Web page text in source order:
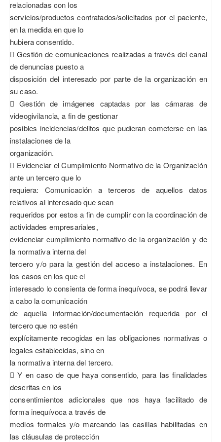
relacionadas con los
servicios/productos contratados/solicitados por el paciente,
en la medida en que lo
hubiera consentido.
 Gestión de comunicaciones realizadas a través del canal
de denuncias puesto a
disposición del interesado por parte de la organización en
su caso.
 Gestión de imágenes captadas por las cámaras de
videogivilancia, a fin de gestionar
posibles incidencias/delitos que pudieran cometerse en las
instalaciones de la
organización.
 Evidenciar el Cumplimiento Normativo de la Organización
ante un tercero que lo
requiera: Comunicación a terceros de aquellos datos
relativos al interesado que sean
requeridos por estos a fin de cumplir con la coordinación de
actividades empresariales,
evidenciar cumplimiento normativo de la organización y de
la normativa interna del
tercero y/o para la gestión del acceso a instalaciones. En
los casos en los que el
interesado lo consienta de forma inequívoca, se podrá llevar
a cabo la comunicación
de aquella información/documentación requerida por el
tercero que no estén
explícitamente recogidas en las obligaciones normativas o
legales establecidas, sino en
la normativa interna del tercero.
 Y en caso de que haya consentido, para las finalidades
descritas en los
consentimientos adicionales que nos haya facilitado de
forma inequívoca a través de
medios formales y/o marcando las casillas habilitadas en
las cláusulas de protección